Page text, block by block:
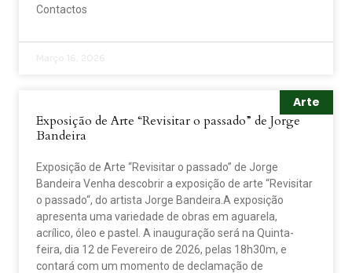
Contactos
Março 16, 2026
Arte
Exposição de Arte “Revisitar o passado” de Jorge
Bandeira
Exposição de Arte “Revisitar o passado” de Jorge
Bandeira Venha descobrir a exposição de arte “Revisitar
o passado“, do artista Jorge Bandeira.A exposição
apresenta uma variedade de obras em aguarela,
acrílico, óleo e pastel. A inauguração será na Quinta-
feira, dia 12 de Fevereiro de 2026, pelas 18h30m, e
contará com um momento de declamação de